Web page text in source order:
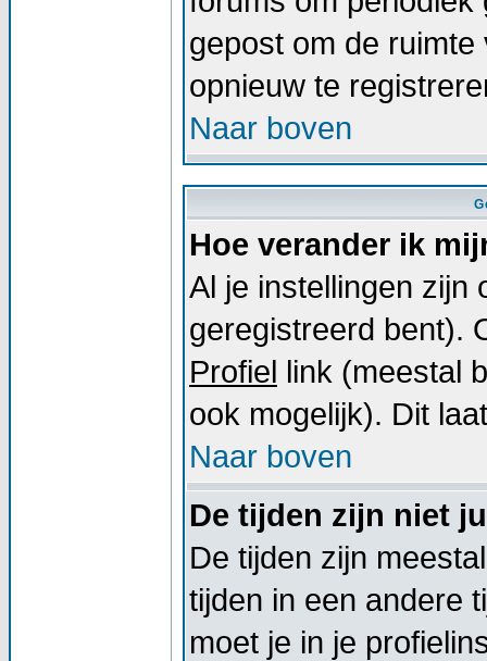
gepost om de
opnieuw te
Naar boven
Hoe verander ik
Al je instellingen zijn
geregistreerd bent).
Profiel link (meestal
ook mogelijk). Dit
Naar boven
De tijden zijn niet
De tijden zijn
tijden in een andere
moet je in je